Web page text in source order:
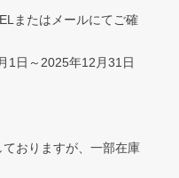
またはメールにてご確
1日～2025年12月31日
おりますが、一部在庫